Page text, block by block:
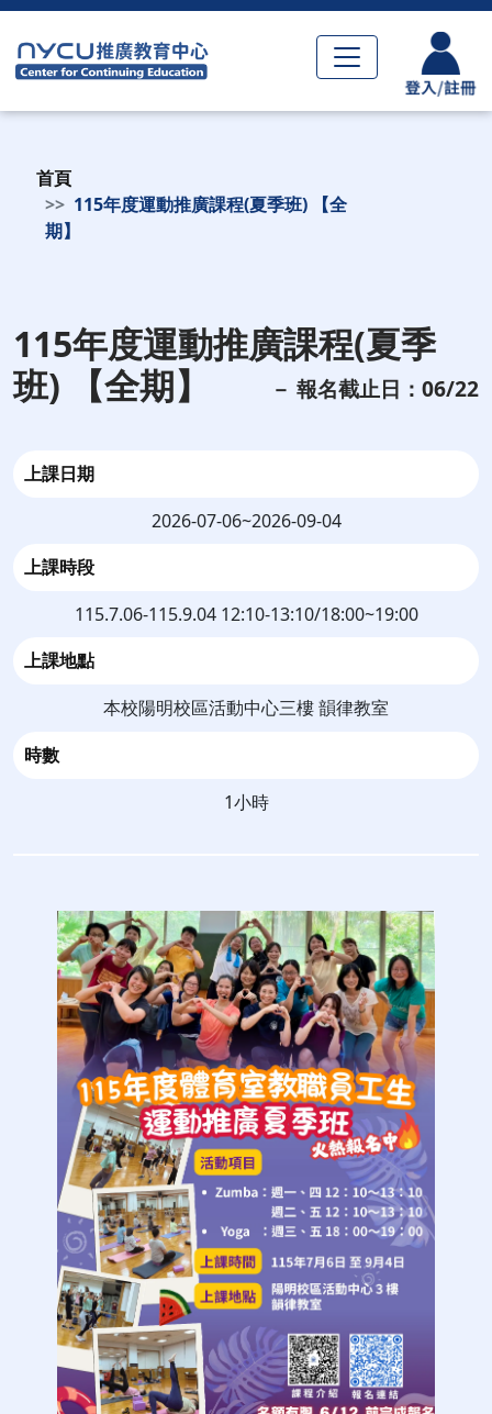
首頁
115年度運動推廣課程(夏季班) 【全
期】
115年度運動推廣課程(夏季
班) 【全期】
－ 報名截止日：06/22
上課日期
2026-07-06~2026-09-04
上課時段
115.7.06-115.9.04 12:10-13:10/18:00~19:00
上課地點
本校陽明校區活動中心三樓 韻律教室
時數
1小時